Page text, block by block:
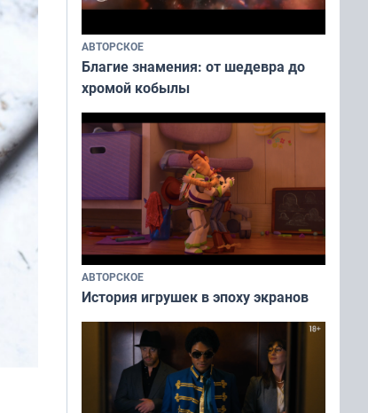
АВТОРСКОЕ
Благие знамения: от шедевра до
хромой кобылы
АВТОРСКОЕ
История игрушек в эпоху экранов